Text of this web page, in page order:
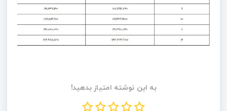
به این نوشته امتیاز بدهید!